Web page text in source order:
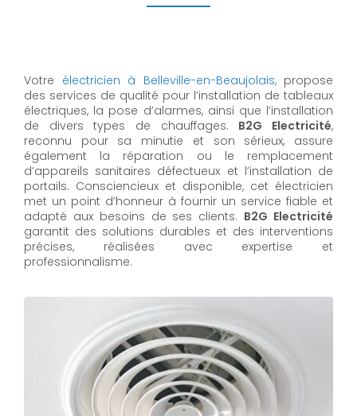
Votre électricien à Belleville-en-Beaujolais,propose
des services de qualité pour l’installation de tableaux
électriques, la pose d’alarmes, ainsi que l’installation
de divers types de chauffages. B2G Electricité,
reconnu pour sa minutie et son sérieux, assure
également la réparation ou le remplacement
d’appareils sanitaires défectueux et l’installation de
portails. Consciencieux et disponible, cet électricien
met un point d’honneur à fournir un service fiable et
adapté aux besoins de ses clients. B2G Electricité
garantit des solutions durables et des interventions
précises, réalisées avec expertise et
professionnalisme.